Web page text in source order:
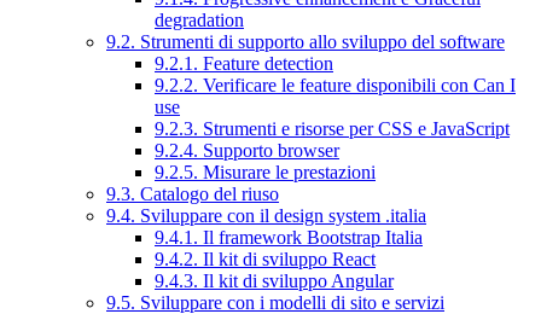
degradation
9.2. Strumenti di supporto allo sviluppo del software
9.2.1. Feature detection
9.2.2. Verificare le feature disponibili con Can I
use
9.2.3. Strumenti e risorse per CSS e JavaScript
9.2.4. Supporto browser
9.2.5. Misurare le prestazioni
9.3. Catalogo del riuso
9.4. Sviluppare con il design system .italia
9.4.1. Il framework Bootstrap Italia
9.4.2. Il kit di sviluppo React
9.4.3. Il kit di sviluppo Angular
9.5. Sviluppare con i modelli di sito e servizi